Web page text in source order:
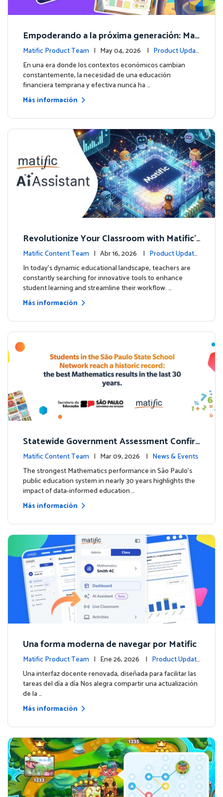
Empoderando a la próxima generación: Mat
ific lanza un curso integral de Educación Fin
anciera
Matific Product Team | May 04, 2026 | Product Updat
es
En una era donde los contextos económicos cambian
constantemente, la necesidad de una educación
financiera temprana y efectiva nunca ha …
Más información
Revolutionize Your Classroom with Matific's
AI-Powered Teacher Assistant
Matific Content Team | Abr 16, 2026 | Product Update
sIn today's dynamic educational landscape, teachers are
constantly searching for innovative tools to enhance
student learning and streamline their workflow. …
Más información
Statewide Government Assessment Confir
ms: Greater Matific Usage Linked to Higher
Math Achievement
Matific Content Team | Mar 09, 2026 | News & Events
The strongest Mathematics performance in São Paulo’s
public education system in nearly 30 years highlights the
impact of data-informed education …
Más información
Una forma moderna de navegar por Matific
Matific Product Team | Ene 26, 2026 | Product Updat
es
Una interfaz docente renovada, diseñada para facilitar las
tareas del día a día Nos alegra compartir una actualización
de la …
Más información